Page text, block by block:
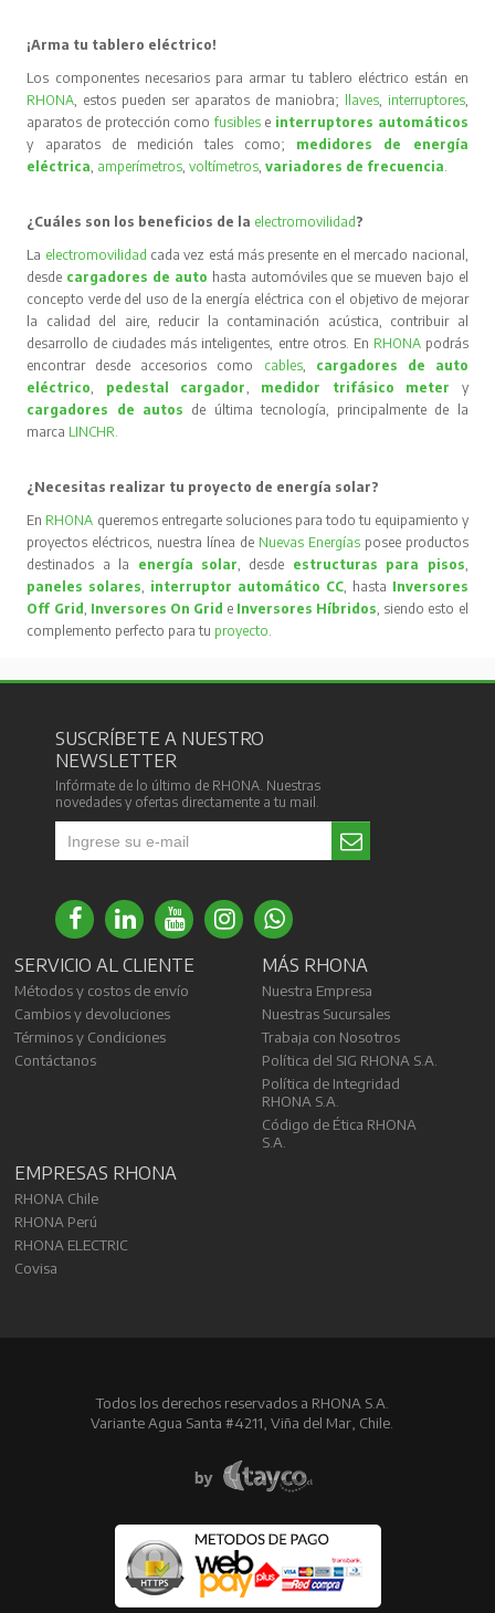
¡Arma tu tablero eléctrico!
Los componentes necesarios para armar tu tablero eléctrico están en
RHONA , estos pueden ser aparatos de maniobra; llaves, interruptores,
aparatos de protección comofusibles e interruptores automáticos
y aparatos de medición tales como; medidores de energía
eléctrica amperímetros ,voltímetros ,variadores de frecuencia
¿Cuáles son los beneficios de la electromovilidad?
La electromovilidad cada vez está más presente en el mercado nacional,
desde cargadores de auto hasta automóviles que se mueven bajo el
concepto verde del uso de la energía eléctrica con el objetivo de mejorar
la calidad del aire, reducir la contaminación acústica, contribuir al
desarrollo de ciudades más inteligentes, entre otros. En RHONA podrás
encontrar desde accesorios como cables, cargadores de auto
eléctrico
pedestal cargador medidor trifásico meter
y
cargadores de autos de última tecnología, principalmente de la
marca LINCHR
¿Necesitas realizar tu proyecto de energía solar?
En RHONA queremos entregarte soluciones para todo tu equipamiento y
proyectos eléctricos, nuestra línea de Nuevas Energíasposee productos
destinados a la energía solar , desde estructuras para pisos
paneles solares
interruptor automático CC, hasta Inversores
Off Grid Inversores On Grid e Inversores Híbridos , siendo esto el
complemento perfecto para tu proyecto
SUSCRÍBETE A NUESTRO
NEWSLETTER
Infórmate de lo último de RHONA. Nuestras
novedades y ofertas directamente a tu mail.
SERVICIO AL CLIENTE
Métodos y costos de envío
Cambios y devoluciones
Términos y Condiciones
Contáctanos
MÁS RHONA
Nuestra Empresa
Nuestras Sucursales
Trabaja con Nosotros
Política del SIG RHONA S.A.
Política de Integridad
RHONA S.A.
Código de Ética RHONA
S.A.
EMPRESAS RHONA
RHONA Chile
RHONA Perú
RHONA ELECTRIC
Covisa
Todos los derechos reservados a RHONA S.A.
Variante Agua Santa #4211, Viña del Mar, Chile.